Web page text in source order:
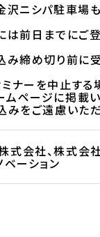
沢ニシパ駐車場
は前日までにご
み締め切り前に
ナーを中止す
ページに掲載い
みをご遠慮いた
会社、株式会
ーション